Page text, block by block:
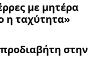
με μητέρα
η ταχύτητα»
στην